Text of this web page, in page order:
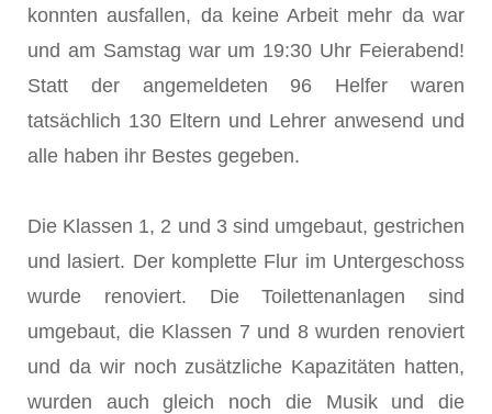
konnten ausfallen, da keine Arbeit mehr da war
und am Samstag war um 19:30 Uhr Feierabend!
Statt der angemeldeten 96 Helfer waren
tatsächlich 130 Eltern und Lehrer anwesend und
alle haben ihr Bestes gegeben.
Die Klassen 1, 2 und 3 sind umgebaut, gestrichen
und lasiert. Der komplette Flur im Untergeschoss
wurde renoviert. Die Toilettenanlagen sind
umgebaut, die Klassen 7 und 8 wurden renoviert
und da wir noch zusätzliche Kapazitäten hatten,
wurden auch gleich noch die Musik und die